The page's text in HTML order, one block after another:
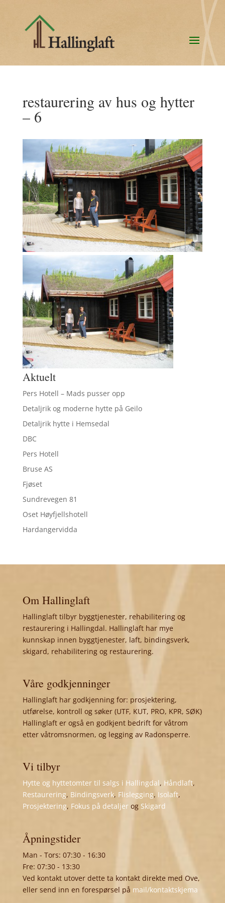
restaurering av hus og hytter
– 6
Aktuelt
Pers Hotell – Mads pusser opp
Detaljrik og moderne hytte på Geilo
Detaljrik hytte i Hemsedal
DBC
Pers Hotell
Bruse AS
Fjøset
Sundrevegen 81
Oset Høyfjellshotell
Hardangervidda
Om Hallinglaft
Hallinglaft tilbyr byggtjenester, rehabilitering og
restaurering i Hallingdal. Hallinglaft har mye
kunnskap innen byggtjenester, laft, bindingsverk,
skigard, rehabilitering og restaurering.
Våre godkjenninger
Hallinglaft har godkjenning for: prosjektering,
utførelse, kontroll og søker (UTF, KUT, PRO, KPR, SØK)
Hallinglaft er også en godkjent bedrift for våtrom
etter våtromsnormen, og legging av Radonsperre.
Vi tilbyr
Hytte og hyttetomter til salgs i Hallingdal, Håndlaft,
Restaurering, Bindingsverk, Flislegging, Isolaft,
Prosjektering, Fokus på detaljerog Skigard
Åpningstider
Man - Tors: 07:30 - 16:30
Fre: 07:30 - 13:30
Ved kontakt utover dette ta kontakt direkte med Ove,
eller send inn en forespørsel på mail/kontaktskjema